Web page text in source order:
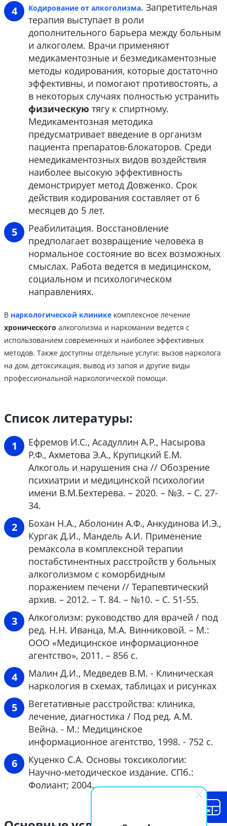
Кодирование от алкоголизма. Запретительная
терапия выступает в роли
дополнительного барьера между больным
и алкоголем. Врачи применяют
медикаментозные и безмедикаментозные
методы кодирования, которые достаточно
эффективны, и помогают противостоять, а
в некоторых случаях полностью устранить
физическую тягу к спиртному.
Медикаментозная методика
предусматривает введение в организм
пациента препаратов-блокаторов. Среди
немедикаментозных видов воздействия
наиболее высокую эффективность
демонстрирует метод Довженко. Срок
действия кодирования составляет от 6
месяцев до 5 лет.
Реабилитация. Восстановление
предполагает возвращение человека в
нормальное состояние во всех возможных
смыслах. Работа ведется в медицинском,
социальном и психологическом
направлениях.
В наркологической клинике комплексное лечение
хронического алкоголизма и наркомании ведется с
использованием современных и наиболее эффективных
методов. Также доступны отдельные услуги: вызов нарколога
на дом, детоксикация, вывод из запоя и другие виды
профессиональной наркологической помощи.
Список литературы:
Ефремов И.С., Асадуллин А.Р., Насырова
Р.Ф., Ахметова Э.А., Крупицкий Е.М.
Алкоголь и нарушения сна // Обозрение
психиатрии и медицинской психологии
имени В.М.Бехтерева. – 2020. – №3. – С. 27-
34.
Бохан Н.А., Аболонин А.Ф., Анкудинова И.Э.,
Кургак Д.И., Мандель А.И. Применение
ремаксола в комплексной терапии
постабстинентных расстройств у больных
алкоголизмом с коморбидным
поражением печени // Терапевтический
архив. – 2012. – Т. 84. – №10. – С. 51-55.
Алкоголизм: руководство для врачей / под
ред. Н.Н. Иванца, М.А. Винниковой. – М.:
ООО «Медицинское информационное
агентство», 2011. – 856 с.
Малин Д.И., Медведев В.М. - Клиническая
наркология в схемах, таблицах и рисунках
Вегетативные расстройства: клиника,
лечение, диагностика / Под ред. А.М.
Вейна. - М.: Медицинское
информационное агентство, 1998. - 752 с.
Куценко С.А. Основы токсикологии:
Научно-методическое издание. СПб.:
Фолиант; 2004.